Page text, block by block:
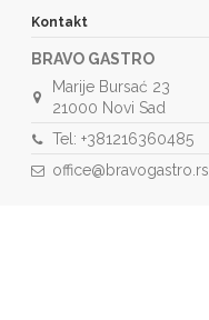
Kontakt
BRAVO GASTRO
Marije Bursać 23
21000 Novi Sad
Tel: +381216360485
office@bravogastro.rs